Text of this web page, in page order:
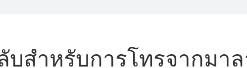
บสำหรับการโทรจากมา